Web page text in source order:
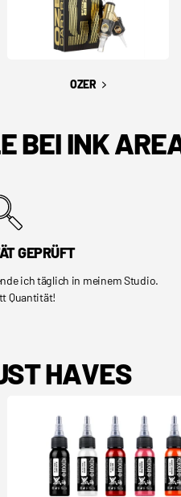
OZER
BEI INK
GEPRÜFT
ich täglich in meinem Studio.
Quantität!
HAVES